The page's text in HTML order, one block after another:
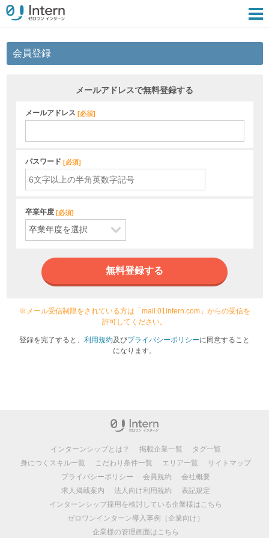
会員登録
メールアドレスで無料登録する
メールアドレス [必須]
パスワード [必須]
卒業年度 [必須]
無料登録する
※メール受信制限をされている方は「mail.01intern.com」からの受信を
許可してください。
登録を完了すると、 利用規約及びプライバシーポリシーに同意すること
になります。
インターンシップとは？ 掲載企業一覧
タグ一覧
身につくスキル一覧
こだわり条件一覧 エリア一覧
サイトマップ
プライバシーポリシー
会員規約
会社概要
求人掲載案内
法人向け利用規約
表記規定
インターンシップ採用を検討している企業様はこちら
ゼロワンインターン導入事例（企業向け）
企業様の管理画面はこちら